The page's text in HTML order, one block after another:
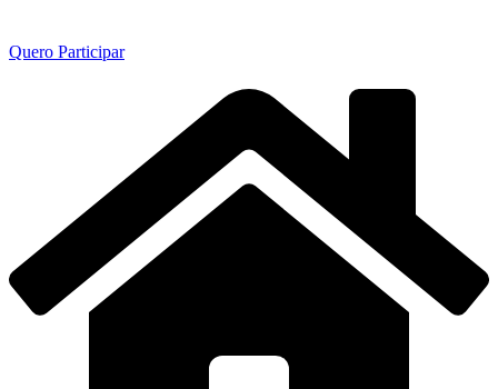
Quero Participar